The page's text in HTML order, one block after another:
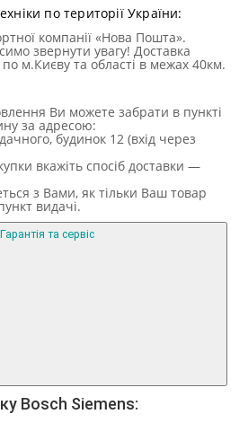
по території України:
компанії «Нова Пошта».
звернути увагу! Доставка
по м.Києву та області в межах 40км.
Ви можете забрати в пункті
за адресою:
будинок 12 (вхід через
вкажіть спосіб доставки —
з Вами, як тільки Ваш товар
видачі.
Гарантія та сервіс
Bosch Siemens: